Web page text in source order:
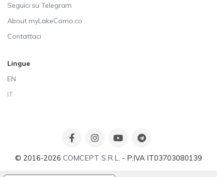
Seguici su Telegram
About myLakeComo.co
Contattaci
Lingue
EN
IT
© 2016-2026 COMCEPT S.R.L. - P.IVA IT03703080139